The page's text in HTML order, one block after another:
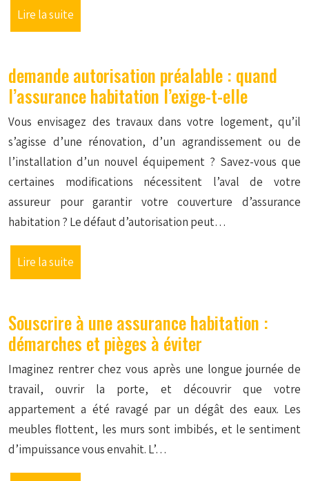
Lire la suite
demande autorisation préalable : quand
l’assurance habitation l’exige-t-elle
Vous envisagez des travaux dans votre logement, qu’il
s’agisse d’une rénovation, d’un agrandissement ou de
l’installation d’un nouvel équipement ? Savez-vous que
certaines modifications nécessitent l’aval de votre
assureur pour garantir votre couverture d’assurance
habitation ? Le défaut d’autorisation peut…
Lire la suite
Souscrire à une assurance habitation :
démarches et pièges à éviter
Imaginez rentrer chez vous après une longue journée de
travail, ouvrir la porte, et découvrir que votre
appartement a été ravagé par un dégât des eaux. Les
meubles flottent, les murs sont imbibés, et le sentiment
d’impuissance vous envahit. L’…